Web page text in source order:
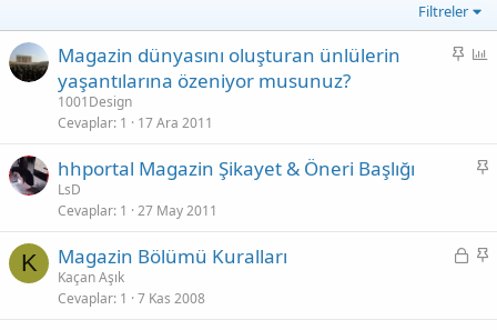
Filtreler
S
Magazin dünyasını oluşturan ünlülerin
yaşantılarına özeniyor musunuz?
1001Design
Cevaplar 1 17 Ara 2011
S
t
hhportal Magazin Şikayet & Öneri Başlığı
LsD
Cevaplar 1 27 May 2011
K
K
S
Magazin Bölümü Kuralları
Kaçan Aşık
Cevaplar 1 7 Kas 2008